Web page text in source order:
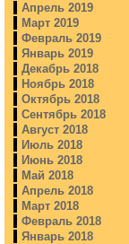
Апрель 2019
Март 2019
Февраль 2019
Январь 2019
Декабрь 2018
Ноябрь 2018
Октябрь 2018
Сентябрь 2018
Август 2018
Июль 2018
Июнь 2018
Май 2018
Апрель 2018
Март 2018
Февраль 2018
Январь 2018